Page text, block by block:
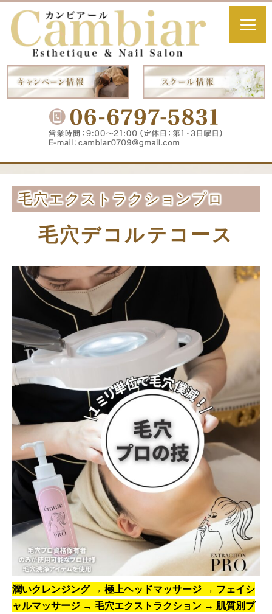
毛穴エクストラクションプロ
毛穴デコルテコース
潤いクレンジング → 極上ヘッドマッサージ → フェイシ
ャルマッサージ → 毛穴エクストラクション → 肌質別プ